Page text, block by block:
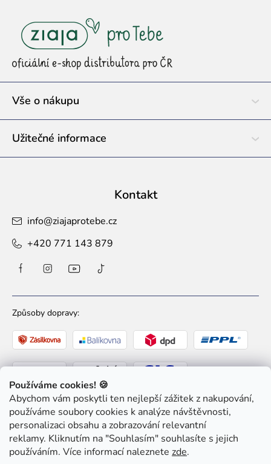
Používáme cookies! 🍪
Abychom vám poskytli ten nejlepší zážitek z nakupování,
používáme soubory cookies k analýze návštěvnosti,
personalizaci obsahu a zobrazování relevantní
reklamy. Kliknutím na "Souhlasím" souhlasíte s jejich
používáním. Více informací naleznete zde.
t
Vše o nákupu
Užitečné informace
Kontakt
info@ziajaprotebe.cz
+420 771 143 879
Způsoby dopravy:
Způsoby platby: